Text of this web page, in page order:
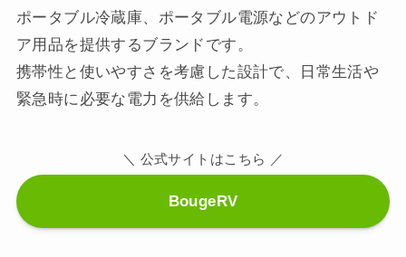
ポータブル冷蔵庫、ポータブル電源などのアウトド
ア用品を提供するブランドです。
携帯性と使いやすさを考慮した設計で、日常生活や
緊急時に必要な電力を供給します。
＼ 公式サイトはこちら ／
BougeRV